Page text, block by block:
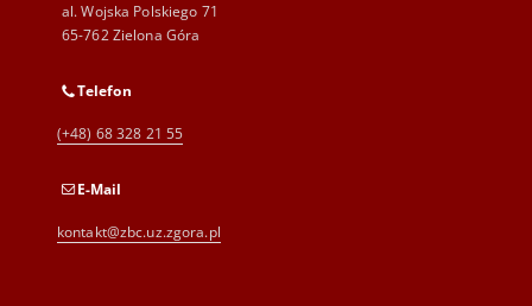
al. Wojska Polskiego 71
65-762 Zielona Góra
Telefon
(+48) 68 328 21 55
E-Mail
kontakt@zbc.uz.zgora.pl